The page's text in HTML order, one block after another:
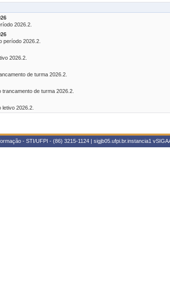
2026.2.
período 2026.2.
2026.2.
de turma 2026.2.
de turma 2026.2.
2026.2.
- STI/UFPI - (86) 3215-1124 | sigjb05.ufpi.br.instancia1